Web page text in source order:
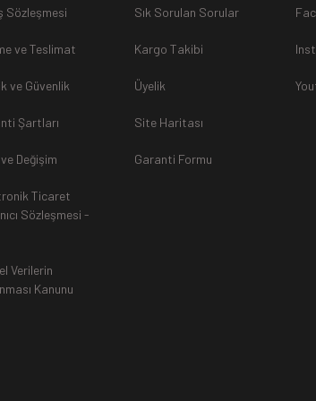
tarafımıza ulaştırılması zorunludur. Aksi
siparişiniz Havale ile yapıldıysa aynı
ürün bedeli iade edilmektedir. Kredi Kartına
Sözleşmesi
ve Teslimat
ve Güvenlik
Şartları
Değişim
Ticaret
Sözleşmesi -
Verilerin
Kanunu
Sık Sorulan Sorular
Kargo Takibi
Üyelik
Site Haritası
Garanti Formu